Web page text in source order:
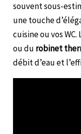
souvent sous-
une touche
cuisine ou vos WC.
ou du robinet
débit d’eau et